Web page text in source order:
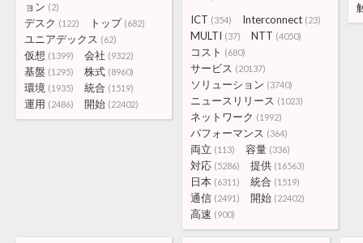
ョン (2)
デスク (122) トップ (682)
ユニアデックス (62)
仮想 (1399) 会社 (9322)
基盤 (1295) 株式 (8960)
環境 (1935) 統合 (1519)
運用 (2486) 開始 (22402)
ICT (354) Interconnect (23)
MULTI (37) NTT (4050)
コスト (680)
サービス (20137)
ソリューション (3740)
ニュースリリース (1023)
ネットワーク (1992)
パフォーマンス (364)
両立 (113) 容量 (336)
対応 (5286) 提供 (16563)
日本 (6311) 統合 (1519)
通信 (2491) 開始 (22402)
高速 (900)